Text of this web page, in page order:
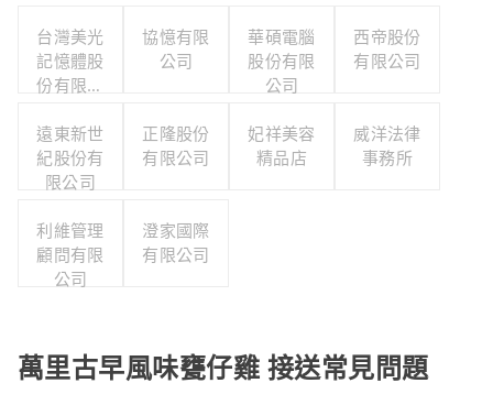
台灣美光
記憶體股
份有限公
協憶有限
公司
華碩電腦
股份有限
公司
西帝股份
有限公司
遠東新世
紀股份有
限公司
正隆股份
有限公司
妃祥美容
精品店
威洋法律
事務所
利維管理
顧問有限
公司
澄家國際
有限公司
萬里古早風味甕仔雞 接送常見問題